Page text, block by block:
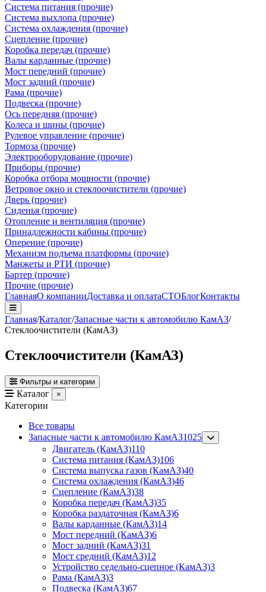
Система питания (прочие)
Система выхлопа (прочие)
Система охлаждения (прочие)
Сцепление (прочие)
Коробка передач (прочие)
Валы карданные (прочие)
Мост передний (прочие)
Мост задний (прочие)
Рама (прочие)
Подвеска (прочие)
Ось передняя (прочие)
Колеса и шины (прочие)
Рулевое управление (прочие)
Тормоза (прочие)
Электрооборудование (прочие)
Приборы (прочие)
Коробка отбора мощности (прочие)
Ветровое окно и стеклоочистители (прочие)
Дверь (прочие)
Сиденья (прочие)
Отопление и вентиляция (прочие)
Принадлежности кабины (прочие)
Оперение (прочие)
Механизм подъема платформы (прочие)
Манжеты и РТИ (прочие)
Бартер (прочие)
Прочие (прочие)
ГлавнаяО компанииДоставка и оплатаСТОБлогКонтакты
Главная/Каталог/Запасные части к автомобилю КамАЗ/
Стеклоочистители (КамАЗ)
Стеклоочистители (КамАЗ)
Фильтры и категории
Каталог ×
Категории
Все товары
Запасные части к автомобилю КамАЗ1025
Двигатель (КамАЗ)110
Система питания (КамАЗ)106
Система выпуска газов (КамАЗ)40
Система охлаждения (КамАЗ)46
Сцепление (КамАЗ)38
Коробка передач (КамАЗ)35
Коробка раздаточная (КамАЗ)6
Валы карданные (КамАЗ)14
Мост передний (КамАЗ)6
Мост задний (КамАЗ)31
Мост средний (КамАЗ)12
Устройство седельно-сцепное (КамАЗ)3
Рама (КамАЗ)3
Подвеска (КамАЗ)67